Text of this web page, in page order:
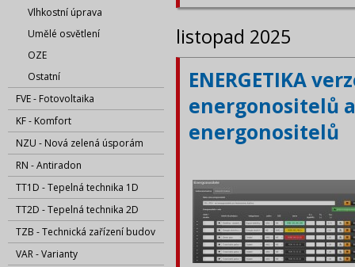
Vlhkostní úprava
Umělé osvětlení
OZE
Ostatní
FVE - Fotovoltaika
KF - Komfort
NZU - Nová zelená úsporám
RN - Antiradon
TT1D - Tepelná technika 1D
TT2D - Tepelná technika 2D
TZB - Technická zařízení budov
VAR - Varianty
listopad 2025
ENERGETIKA
energonositelů
energonositelů